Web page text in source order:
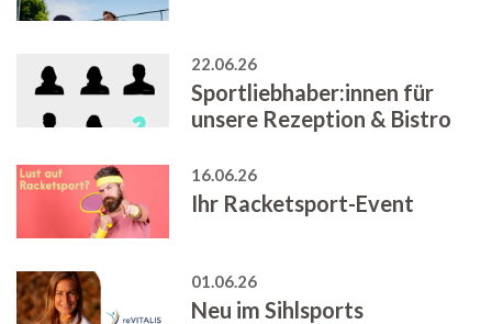
22.06.26
Sportliebhaber:innen für
unsere Rezeption & Bistro
16.06.26
Ihr Racketsport-Event
01.06.26
Neu im Sihlsports